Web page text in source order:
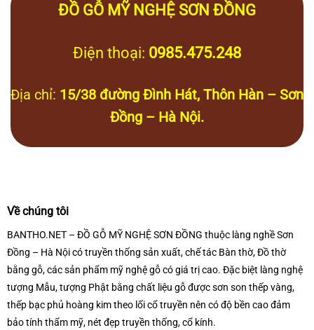
ĐỒ GỖ MỸ NGHỆ SƠN ĐỒNG
Điện thoại: 0985.475.248
Địa chỉ: 15/38 đường Đình Hát, Thôn Hàn – Sơn
Đồng – Hà Nội.
Về chúng tôi
BANTHO.NET – ĐỒ GỖ MỸ NGHỆ SƠN ĐỒNG thuộc làng nghề Sơn
Đồng – Hà Nội có truyền thống sản xuất, chế tác Bàn thờ, Đồ thờ
bằng gỗ, các sản phẩm mỹ nghệ gỗ có giá trị cao. Đặc biệt làng nghệ
tượng Mẫu, tượng Phật bằng chất liệu gỗ được sơn son thếp vàng,
thếp bạc phủ hoàng kim theo lối cổ truyền nên có độ bền cao đảm
bảo tính thẩm mỹ, nét đẹp truyền thống, cổ kính.